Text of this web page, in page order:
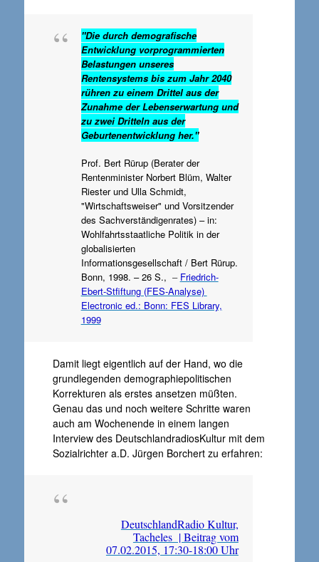
"Die durch demografische
Entwicklung vorprogrammierten
Belastungen unseres
Rentensystems bis zum Jahr 2040
rühren zu einem Drittel aus der
Zunahme der Lebenserwartung und
zu zwei Dritteln aus der
Geburtenentwicklung her."
Prof. Bert Rürup (Berater der
Rentenminister Norbert Blüm, Walter
Riester und Ulla Schmidt,
"Wirtschaftsweiser" und Vorsitzender
des Sachverständigenrates) – in:
Wohlfahrtsstaatliche Politik in der
globalisierten
Informationsgesellschaft / Bert Rürup.
Bonn, 1998. – 26 S., – Friedrich-
Ebert-Stfiftung (FES-Analyse)
Electronic ed.: Bonn: FES Library,
1999
Damit liegt eigentlich auf der Hand, wo die
grundlegenden demographiepolitischen
Korrekturen als erstes ansetzen müßten.
Genau das und noch weitere Schritte waren
auch am Wochenende in einem langen
Interview des DeutschlandradiosKultur mit dem
Sozialrichter a.D. Jürgen Borchert zu erfahren:
DeutschlandRadio Kultur,
Tacheles | Beitrag vom
07.02.2015, 17:30-18:00 Uhr